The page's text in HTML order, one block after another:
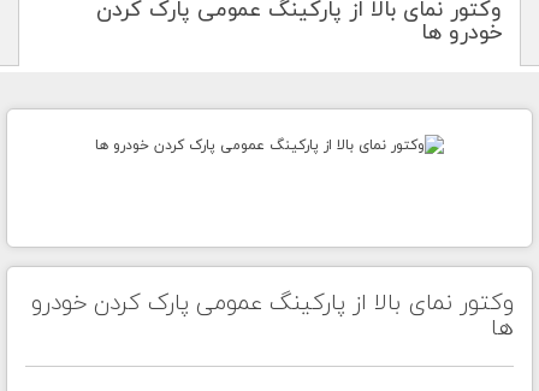
وکتور نمای بالا از پارکینگ عمومی پارک کردن
خودرو ها
وکتور نمای بالا از پارکینگ عمومی پارک کردن خودرو
ها